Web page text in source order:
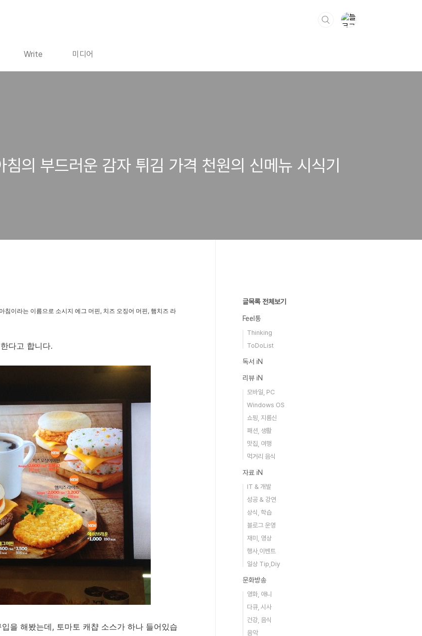
Write 미디어
의 부드러운 감자 튀김 가격 천원의 신메뉴 시식기
이라는 이름으로 소시지 에그 머핀, 치즈 오징어 머핀, 햄치즈 라
다고 합니다.
을 해봤는데, 토마토 캐챱 소스가 하나 들어있습
글목록 전체보기
Feel통
Thinking
ToDoList
독서 iN
리뷰 iN
모바일, PC
Windows OS
쇼핑, 지름신
패션, 생활
맛집, 여행
먹거리 음식
자료 iN
IT & 개발
성공 & 강연
상식, 학습
블로그 운영
재미, 영상
행사,이벤트
일상 Tip,Diy
문화방송
영화, 애니
다큐, 시사
건강, 음식
음악